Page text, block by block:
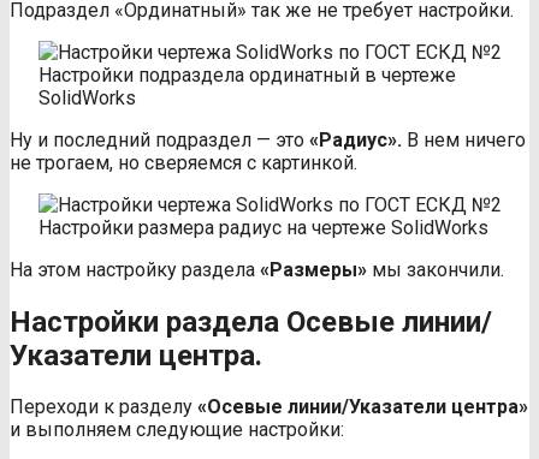
Подраздел «Ординатный» так же не требует настройки.
Настройки подраздела ординатный в чертеже
SolidWorks
Ну и последний подраздел — это «Радиус». В нем ничего
не трогаем, но сверяемся с картинкой.
Настройки размера радиус на чертеже SolidWorks
На этом настройку раздела «Размеры» мы закончили.
Настройки раздела Осевые линии/
Указатели центра.
Переходи к разделу «Осевые линии/Указатели центра»
и выполняем следующие настройки: